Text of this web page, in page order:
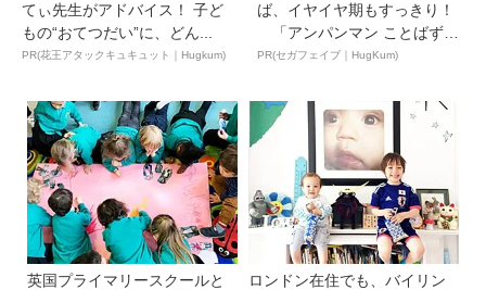
てぃ先生がアドバイス！ 子ど
もの“おてつだい”に、どん...
PR(花王アタックキュキュット｜Hugkum)
ば、イヤイヤ期もすっきり！
「アンパンマン ことばずか
ん...
PR(セガフェイブ｜HugKum)
英国プライマリースクールと
ロンドン在住でも、バイリン